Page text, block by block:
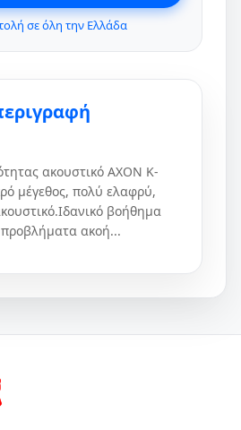
σε όλη την Ελλάδα
ακουστικό AXON K-
μέγεθος, πολύ ελαφρύ,
βοήθημα
ακοή...